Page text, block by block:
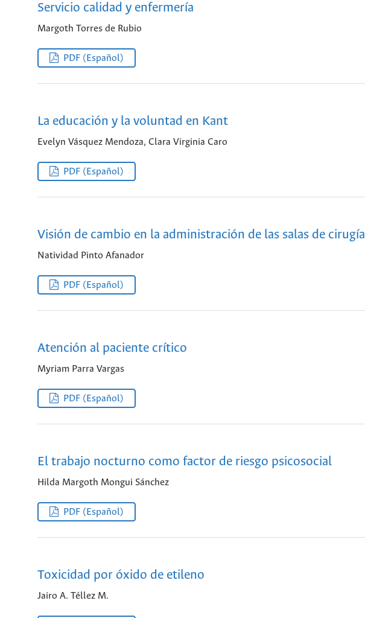
Servicio calidad y enfermería
Margoth Torres de Rubio
PDF (Español)
La educación y la voluntad en Kant
Evelyn Vásquez Mendoza, Clara Virginia Caro
PDF (Español)
Visión de cambio en la administración de las salas de cirugía
Natividad Pinto Afanador
PDF (Español)
Atención al paciente crítico
Myriam Parra Vargas
PDF (Español)
El trabajo nocturno como factor de riesgo psicosocial
Hilda Margoth Mongui Sánchez
PDF (Español)
Toxicidad por óxido de etileno
Jairo A. Téllez M.